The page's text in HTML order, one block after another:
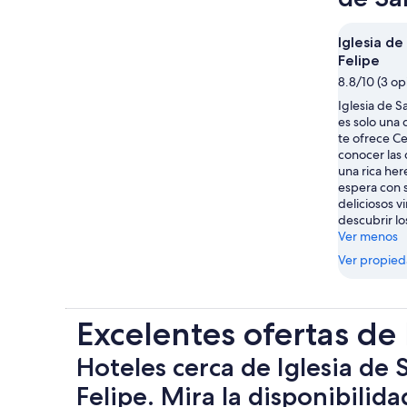
Iglesia de
Felipe
8.8/10 (3
Iglesia de
es solo una
te ofrece
conocer las
una rica
espera con
deliciosos
descubrir
Ver menos
Ver
Excelentes ofertas
Hoteles cerca de Iglesia de
Felipe. Mira la